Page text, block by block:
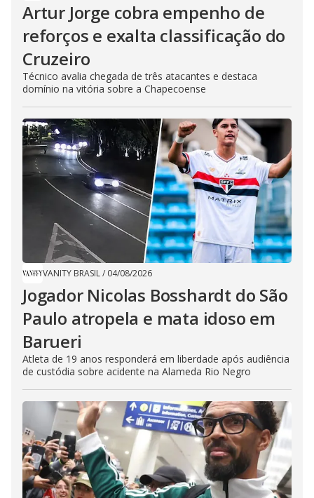
Artur Jorge cobra empenho de
reforços e exalta classificação do
Cruzeiro
Técnico avalia chegada de três atacantes e destaca
domínio na vitória sobre a Chapecoense
VANITY BRASIL/ 04/08/2026
Jogador Nicolas Bosshardt do São
Paulo atropela e mata idoso em
Barueri
Atleta de 19 anos responderá em liberdade após audiência
de custódia sobre acidente na Alameda Rio Negro